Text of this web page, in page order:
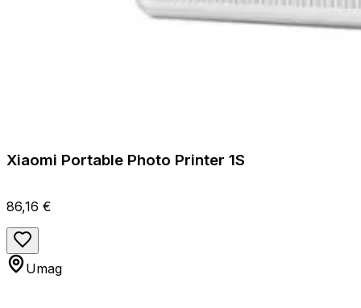
Xiaomi Portable Photo Printer 1S
86,16 €
Umag